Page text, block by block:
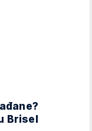
Brisel